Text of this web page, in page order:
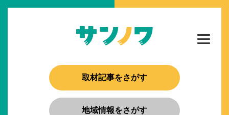
取材記事をさがす
地域情報をさがす